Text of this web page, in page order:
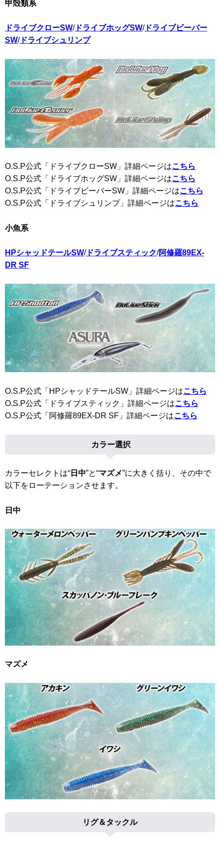
甲殻類系
ドライブクローSW/ドライブホッグSW/ドライブビーバー
SW/ドライブシュリンプ
O.S.P公式「ドライブクローSW」詳細ページはこちら
O.S.P公式「ドライブホッグSW」詳細ページはこちら
O.S.P公式「ドライブビーバーSW」詳細ページはこちら
O.S.P公式「ドライブシュリンプ」詳細ページはこちら
小魚系
HPシャッドテールSW/ドライブスティック/阿修羅89EX-
DR SF
O.S.P公式「HPシャッドテールSW」詳細ページはこちら
O.S.P公式「ドライブスティック」詳細ページはこちら
O.S.P公式「阿修羅89EX-DR SF」詳細ページはこちら
カラー選択
カラーセレクトは“ 日中”と“マズメ”に大きく括り、その中で
以下をローテーションさせます。
日中
マズメ
リグ＆タックル